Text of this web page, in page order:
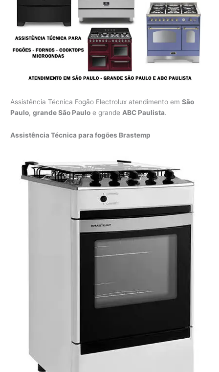
Assistência Técnica Fogão Electrolux atendimento emSão
Paulo,grande São Paulo e grandeABC Paulista.
Assistência Técnica para fogões Brastemp